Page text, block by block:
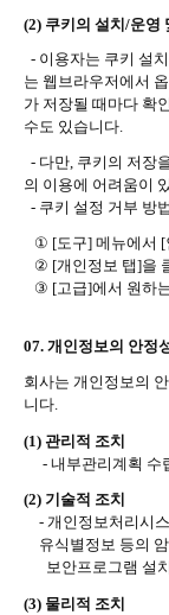
(2) 쿠키의 설치/운영
- 이용자는 쿠키 설
는 웹브라우저에서
가 저장될 때마다 확
수도 있습니다.
- 다만 쿠키의 저장
의 이용에 어려움이
- 쿠키 설정 거부 방법
① [도구] 메뉴에서 [
② [개인정보 탭]을
③ [고급]에서 원하
07. 개인정보의 안정
회사는 개인정보의
니다
(1) 관리적 조치
-내부관리계획 수
(2) 기술적 조치
-개인정보처리시
유식별정보 등의
보안프로그램 설치
(3) 물리적 조치